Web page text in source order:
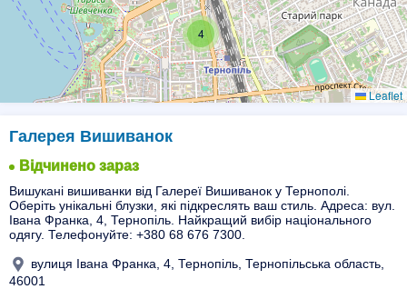
4
Leaflet
Галерея Вишиванок
Відчинено зараз
Вишукані вишиванки від Галереї Вишиванок у Тернополі.
Оберіть унікальні блузки, які підкреслять ваш стиль. Адреса: вул.
Івана Франка, 4, Тернопіль. Найкращий вибір національного
одягу. Телефонуйте: +380 68 676 7300.
вулиця Івана Франка, 4, Тернопіль, Тернопільська область,
46001